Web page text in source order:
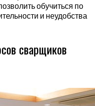
обучиться по
и неудобства
сварщиков